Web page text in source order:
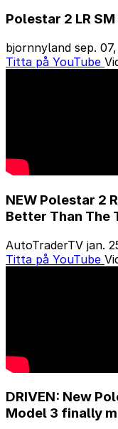
Polestar 2 LR
bjornnyland sep.
Titta på YouTube
NEW Polestar 2
Better Than The
AutoTraderTV jan.
Titta på YouTube
DRIVEN: New
Model 3 finally